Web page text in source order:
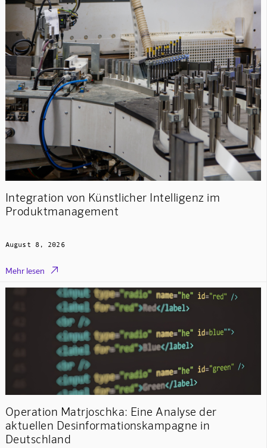
Integration von Künstlicher Intelligenz im
Produktmanagement
August 8, 2026
Mehr lesen 
Operation Matrjoschka: Eine Analyse der
aktuellen Desinformationskampagne in
Deutschland